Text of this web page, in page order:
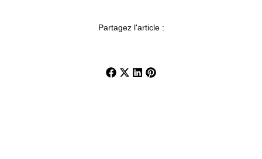
Partagez l'article :